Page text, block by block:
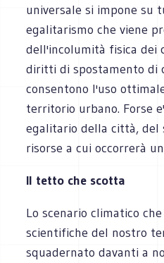
universale si impone su
egalitarismo che viene
dell'incolumità fisica dei
diritti di spostamento di
consentono l'uso
territorio urbano. Forse
egalitario della città, del
risorse a cui occorrerà
Il tetto che scotta
Lo scenario climatico
scientifiche del nostro
squadernato davanti a